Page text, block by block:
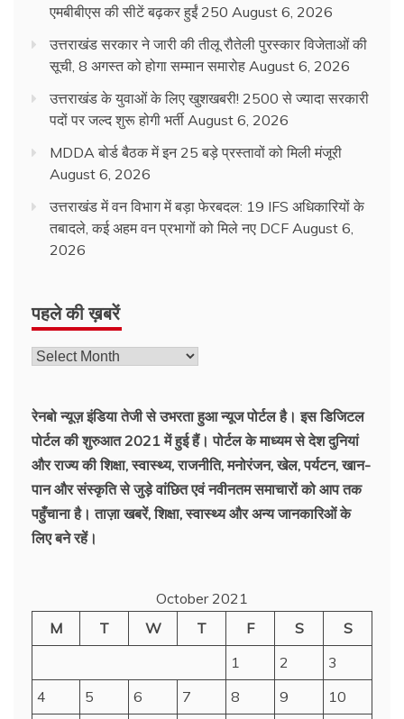
एमबीबीएस की सीटें बढ़कर हुईं 250 August 6, 2026
उत्तराखंड सरकार ने जारी की तीलू रौतेली पुरस्कार विजेताओं की
सूची, 8 अगस्त को होगा सम्मान समारोह August 6, 2026
उत्तराखंड के युवाओं के लिए खुशखबरी! 2500 से ज्यादा सरकारी
पदों पर जल्द शुरू होगी भर्ती August 6, 2026
MDDA बोर्ड बैठक में इन 25 बड़े प्रस्तावों को मिली मंजूरी
August 6, 2026
उत्तराखंड में वन विभाग में बड़ा फेरबदल: 19 IFS अधिकारियों के
तबादले, कई अहम वन प्रभागों को मिले नए DCF August 6,
2026
पहले की ख़बरें
रेनबो न्यूज़ इंडिया तेजी से उभरता हुआ न्‍यूज पोर्टल है। इस डिजिटल
पोर्टल की शुरुआत 2021 में हुई हैं। पोर्टल के माध्यम से देश दुनियां
और राज्य की शिक्षा, स्वास्थ्य, राजनीति, मनोरंजन, खेल, पर्यटन, खान-
पान और संस्कृति से जुड़े वांछित एवं नवीनतम समाचारों को आप तक
पहुँचाना है। ताज़ा खबरें, शिक्षा, स्वास्थ्य और अन्य जानकारिओं के
लिए बने रहें।
October 2021
M
T W T F S
S
1
2
3
4
5 6 7 8 9
10